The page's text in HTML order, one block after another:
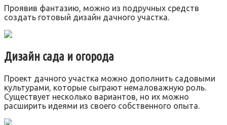
Проявив фантазию, можно из подручных средств
создать готовый дизайн дачного участка.
Дизайн сада и огорода
Проект дачного участка можно дополнить садовыми
культурами, которые сыграют немаловажную роль.
Существует несколько вариантов, но их можно
расширить идеями из своего собственного опыта.